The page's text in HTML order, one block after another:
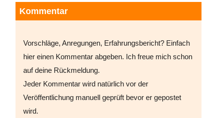
Kommentar
Vorschläge, Anregungen, Erfahrungsbericht? Einfach
hier einen Kommentar abgeben. Ich freue mich schon
auf deine Rückmeldung.
Jeder Kommentar wird natürlich vor der
Veröffentlichung manuell geprüft bevor er gepostet
wird.